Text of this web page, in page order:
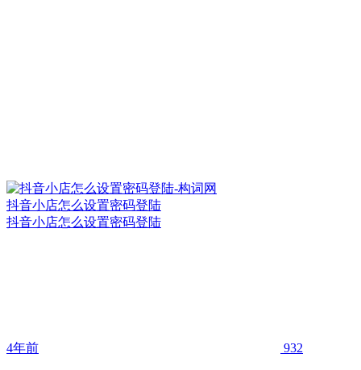
抖音小店怎么设置密码登陆
抖音小店怎么设置密码登陆
4年前 932